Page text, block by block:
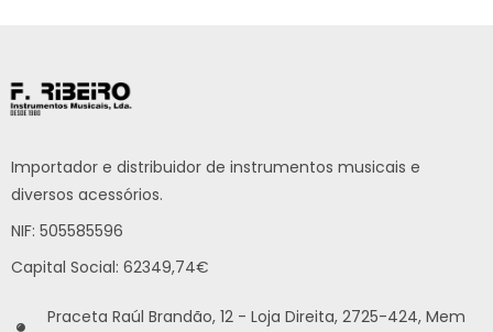
Importador e distribuidor de instrumentos musicais e
diversos acessórios.
NIF: 505585596
Capital Social: 62349,74€
Praceta Raúl Brandão, 12 - Loja Direita, 2725-424, Mem